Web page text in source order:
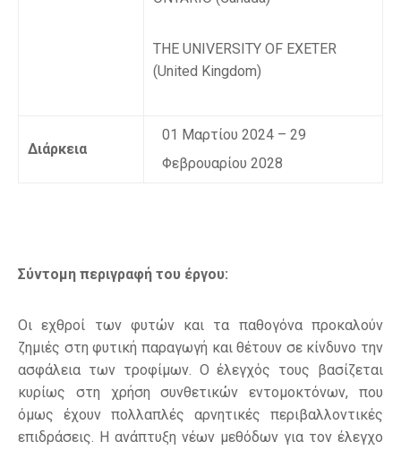
THE UNIVERSITY OF EXETER
(United Kingdom)
Διάρκεια
01 Μαρτίου 2024 – 29
Φεβρουαρίου 2028
Σύντομη περιγραφή του έργου:
Οι εχθροί των φυτών και τα παθογόνα προκαλούν
ζημιές στη φυτική παραγωγή και θέτουν σε κίνδυνο την
ασφάλεια των τροφίμων. Ο έλεγχός τους βασίζεται
κυρίως στη χρήση συνθετικών εντομοκτόνων, που
όμως έχουν πολλαπλές αρνητικές περιβαλλοντικές
επιδράσεις. Η ανάπτυξη νέων μεθόδων για τον έλεγχο